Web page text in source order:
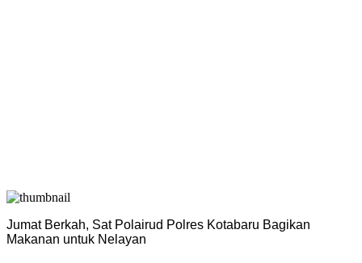
Jumat Berkah, Sat Polairud Polres Kotabaru Bagikan
Makanan untuk Nelayan